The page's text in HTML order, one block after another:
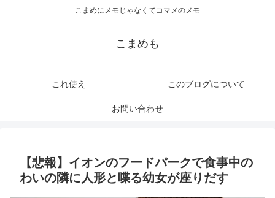
こまめにメモじゃなくてコマメのメモ
こまめも
これ使え このブログについて
お問い合わせ
【悲報】イオンのフードパークで食事中の
わいの隣に人形と喋る幼女が座りだす